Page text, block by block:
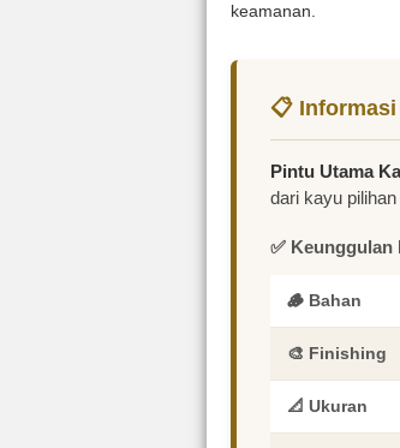
keamanan.
📋
Pintu Utama
dari kayu
✅ Keunggulan
🪵 Bahan
🎨 Finishing
📐 Ukuran